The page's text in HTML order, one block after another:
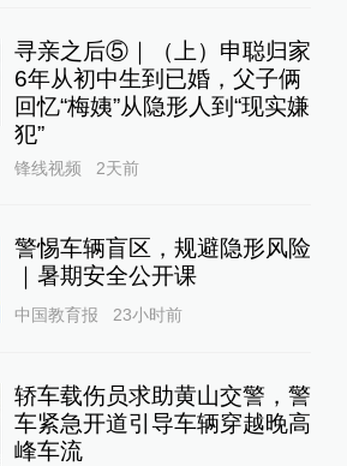
寻亲之后⑤｜（上）申聪归家
6年从初中生到已婚，父子俩
回忆“梅姨”从隐形人到“现实嫌
犯”
锋线视频 2天前
警惕车辆盲区，规避隐形风险
｜暑期安全公开课
中国教育报 23小时前
轿车载伤员求助黄山交警，警
车紧急开道引导车辆穿越晚高
峰车流